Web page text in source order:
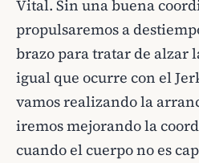
Vital. Sin una buena
propulsaremos a
brazo para tratar de alzar
igual que ocurre con el
vamos realizando la
iremos mejorando la
cuando el cuerpo no es